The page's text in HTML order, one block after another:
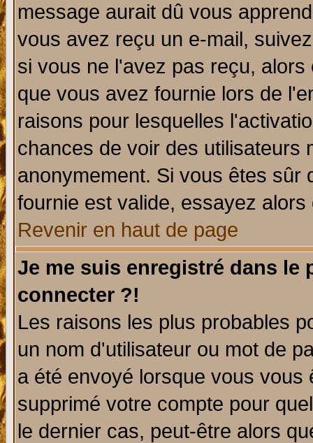
message aurait dû vous
vous avez reçu un e-mail,
si vous ne l'avez pas reçu,
que vous avez fournie lors de
raisons pour lesquelles
chances de voir des utilisateurs
anonymement. Si vous êtes sûr
fournie est valide, essayez
Revenir en haut de page
Je me suis enregistré dans le
connecter ?!
Les raisons les plus probables
un nom d'utilisateur ou mot de
a été envoyé lorsque vous
supprimé votre compte pour
le dernier cas, peut-être alors